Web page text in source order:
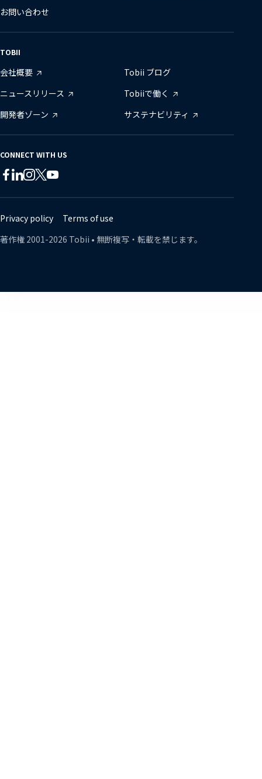
お問い合わせ
TOBII
会社概要
Tobii ブログ
ニュースリリース
Tobiiで働く
開発者ゾーン
サステナビリティ
CONNECT WITH US
Tobii
Facebook
Tobii
Linkedin
Tobii
Instagram
Tobii
Twitter
Tobii
Youtube
Tobii
Lin
Privacy policy
Terms of use
著作権 2001-2026 Tobii • 無断複写・転載を禁じます。